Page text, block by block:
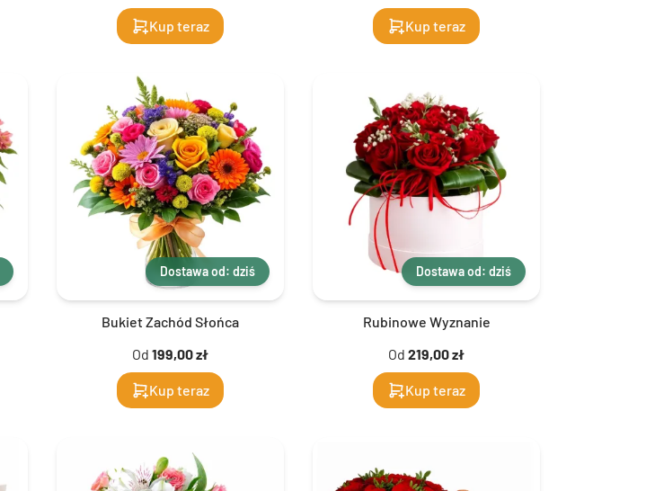
Kup teraz Kup teraz
Dostawa od: dziś
Bukiet Zachód Słońca
Od 199,00 zł
Kup teraz
Dostawa od: dziś
Rubinowe Wyznanie
Od 219,00 zł
Kup teraz